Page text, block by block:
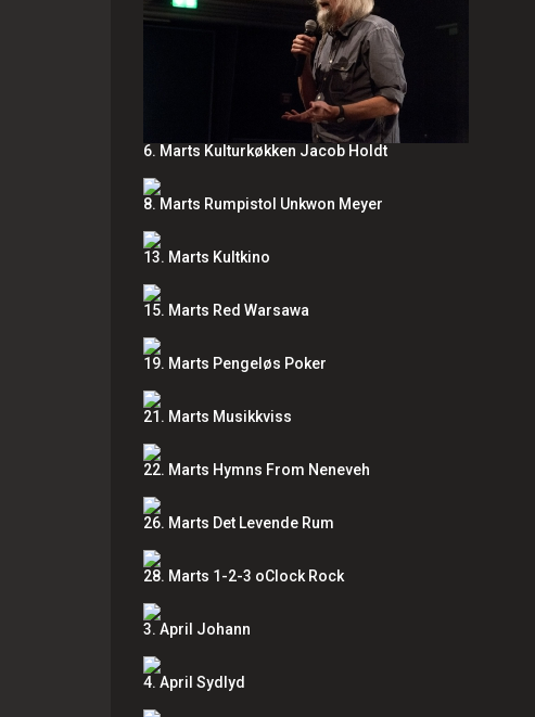
6. Marts Kulturkøkken Jacob Holdt
8. Marts Rumpistol Unkwon Meyer
13. Marts Kultkino
15. Marts Red Warsawa
19. Marts Pengeløs Poker
21. Marts Musikkviss
22. Marts Hymns From Neneveh
26. Marts Det Levende Rum
28. Marts 1-2-3 oClock Rock
3. April Johann
4. April Sydlyd